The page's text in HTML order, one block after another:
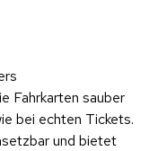
Fahrkarten sauber
bei echten Tickets.
und bietet